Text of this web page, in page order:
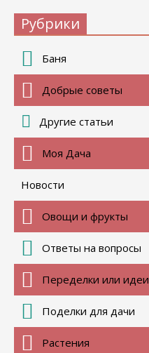
Рубрики
Баня
Добрые советы
Другие статьи
Моя Дача
Новости
Овощи и фрукты
Ответы на вопросы
Переделки или идеи
Поделки для дачи
Растения